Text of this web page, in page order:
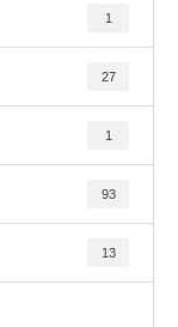
1
27
1
93
13